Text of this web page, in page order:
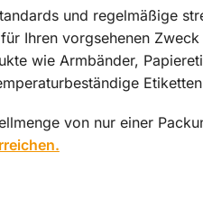
und regelmäßige
Ihren vorgsehenen
wie Armbänder,
von nur einer